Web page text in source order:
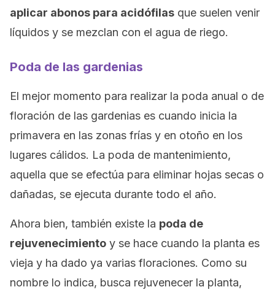
aplicar abonos para acidófilas que suelen venir
líquidos y se mezclan con el agua de riego.
Poda de las gardenias
El mejor momento para realizar la poda anual o de
floración de las gardenias es cuando inicia la
primavera en las zonas frías y en otoño en los
lugares cálidos. La poda de mantenimiento,
aquella que se efectúa para eliminar hojas secas o
dañadas, se ejecuta durante todo el año.
Ahora bien, también existe la poda de
rejuvenecimiento y se hace cuando la planta es
vieja y ha dado ya varias floraciones. Como su
nombre lo indica, busca rejuvenecer la planta,